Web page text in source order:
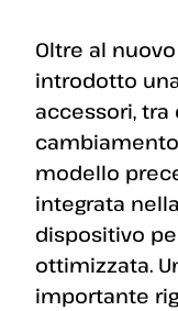
Oltre al nuovo
introdotto
accessori, tra
modello
integrata
dispositivo
ottimizzata.
importante